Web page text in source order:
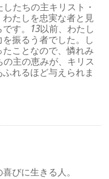
たちの主キリスト・
たしを忠実な者と見
す。 13以前、わたし
振るう者でした。し
ことなので、憐れみ
主の恵みが、キリス
れるほど与えられま
びに生きる人。